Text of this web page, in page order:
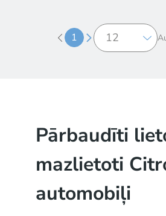
1
Pārbaudīti
mazlietoti
automobiļi